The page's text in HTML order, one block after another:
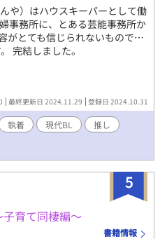
や）はハウスキーパーとして働
事務所に、とある芸能事務所か
がとても信じられないもので…
完結しました。
最終更新日 2024.11.29 登録日 2024.10.31
執着 現代BL
推し
5
育て同棲編〜
書籍情報